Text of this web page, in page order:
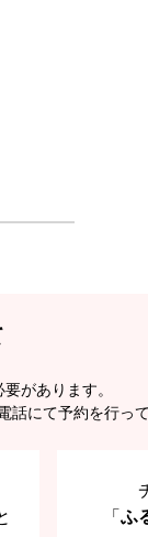
があります。
話にて予約を行っ
「ふ